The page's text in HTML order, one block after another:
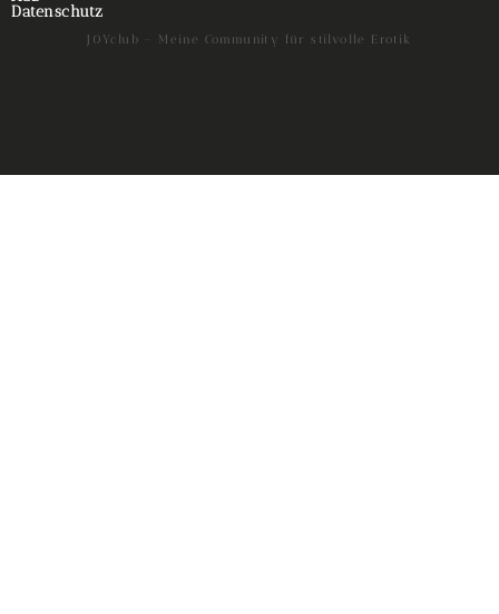
Datenschutz
J0Yclub – Meine Community für stilvolle Erotik